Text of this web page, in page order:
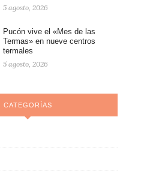
5 agosto, 2026
Pucón vive el «Mes de las
Termas» en nueve centros
termales
5 agosto, 2026
CATEGORÍAS